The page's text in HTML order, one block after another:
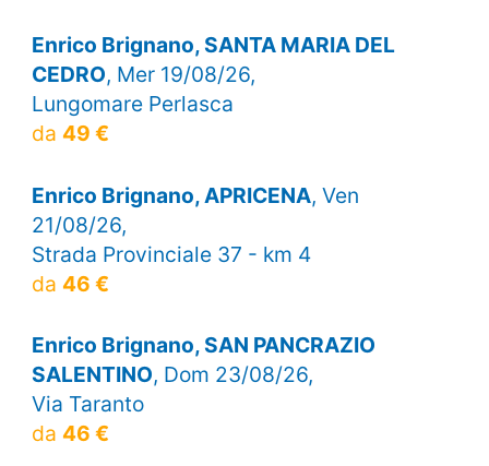
Enrico Brignano, SANTA MARIA DEL
CEDRO, Mer 19/08/26,
Lungomare Perlasca
da 49 €
Enrico Brignano, APRICENA, Ven
21/08/26,
Strada Provinciale 37 - km 4
da 46 €
Enrico Brignano, SAN PANCRAZIO
SALENTINO, Dom 23/08/26,
Via Taranto
da 46 €